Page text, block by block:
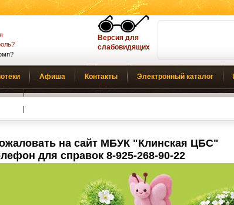
Версия для
слабовидящих
Афиша Контакты Электронный каталог
на сайт МБУК "Клинская ЦБС"
для справок 8-925-268-90-22